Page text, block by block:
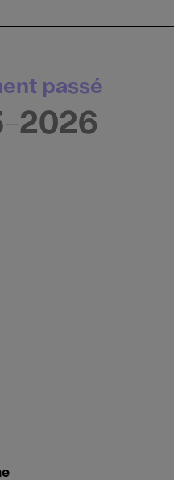
passé
2026